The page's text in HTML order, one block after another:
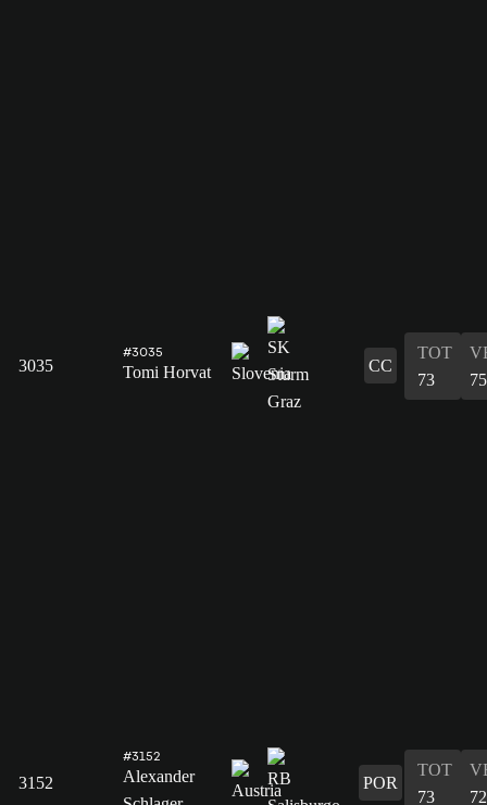
3035
#3035
Tomi Horvat CC
TOT
73
75
3152
#3152
Alexander
POR
TOT
73
72